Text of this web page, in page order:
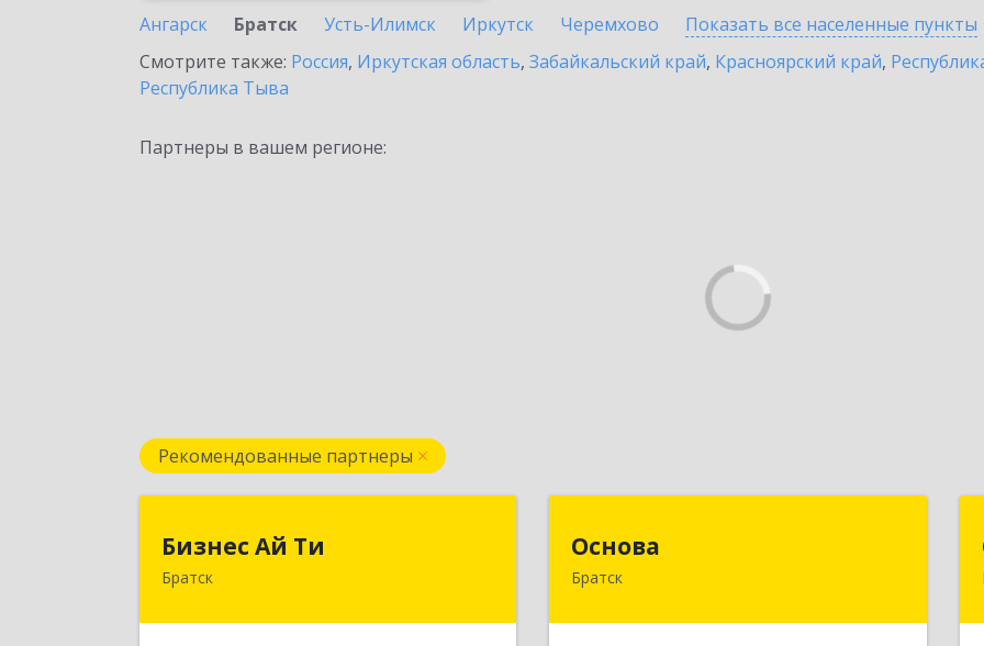
Ангарск
Братск Усть-Илимск Иркутск Черемхово Показать все населенные пункты
Смотрите также: Россия, Иркутская область, Забайкальский край, Красноярский край,
Республика Тыва
Партнеры в вашем регионе:
Рекомендованные партнеры
Бизнес Ай Ти
Братск
Основа
Братск